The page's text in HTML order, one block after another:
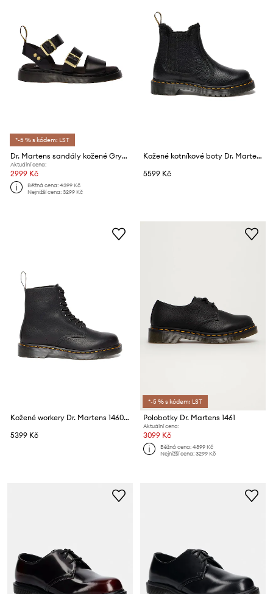
*-5 % s kódem: LST
Dr. Martens sandály kožené Gryphon
Aktuální cena:
2999 Kč
Běžná cena:4399 Kč
Nejnižší cena:3299 Kč
Kožené kotníkové boty Dr. Martens 2976 Leonore II
5599 Kč
Kožené workery Dr. Martens 1460 Pascal Ambassador
5399 Kč
*-5 % s kódem: LST
Polobotky Dr. Martens 1461
Aktuální cena:
3099 Kč
Běžná cena:4899 Kč
Nejnižší cena:3299 Kč